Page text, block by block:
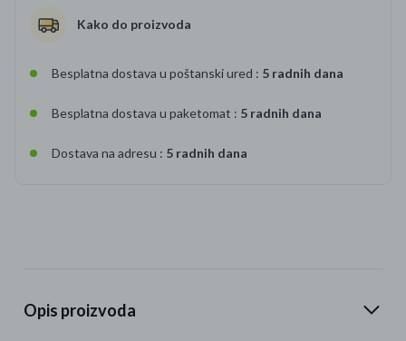
Kako do proizvoda
Besplatna dostava u poštanski ured : 5 radnih dana
Besplatna dostava u paketomat : 5 radnih dana
Dostava na adresu : 5 radnih dana
Opis proizvoda